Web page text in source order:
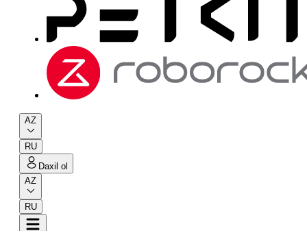
AZ
RU
Daxil ol
AZ
RU